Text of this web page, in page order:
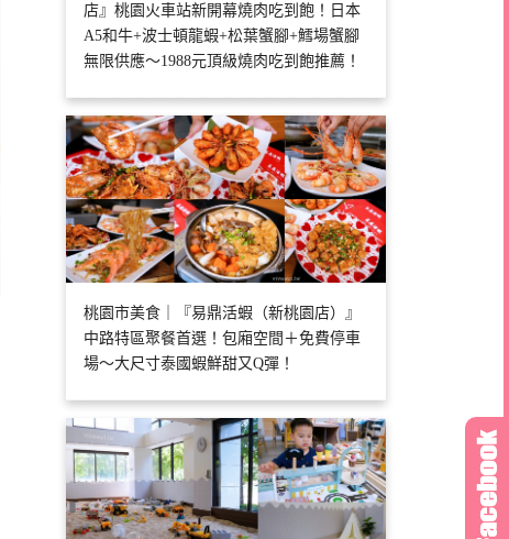
店』桃園火車站新開幕燒肉吃到飽！日本
A5和牛+波士頓龍蝦+松葉蟹腳+鱈場蟹腳
無限供應～1988元頂級燒肉吃到飽推薦！
桃園市美食｜『易鼎活蝦（新桃園店）』
中路特區聚餐首選！包廂空間＋免費停車
場～大尺寸泰國蝦鮮甜又Q彈！